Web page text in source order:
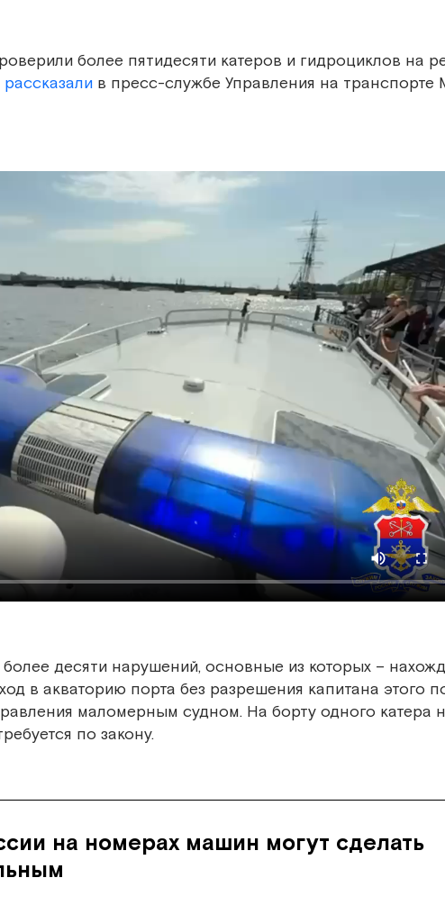
более пятидесяти катеров и гидроциклов на
рассказали в пресс-службе Управления на
десяти нарушений, основные из которых –
в акваторию порта без разрешения капитана этого
маломерным судном. На борту одного катера
по закону.
на номерах машин могут сделать